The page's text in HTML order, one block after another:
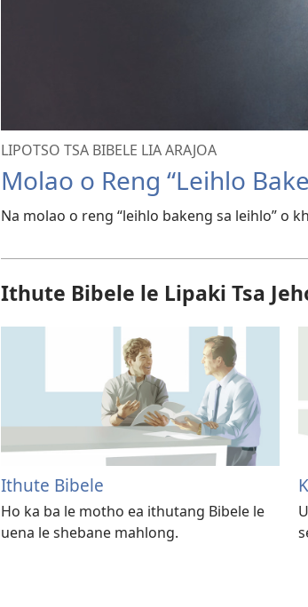
LIPOTSO TSA BIBELE LIA ARAJOA
Molao o Reng “Leihlo
Na molao o reng “leihlo bakeng sa leihlo” o
Ithute Bibele le Lipaki Tsa
Ithute Bibele
Ho ka ba le motho ea ithutang Bibele le
uena le shebane mahlong.